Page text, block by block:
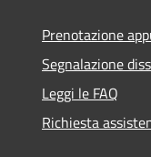
Prenotazione
Segnalazione
Leggi le FAQ
Richiesta